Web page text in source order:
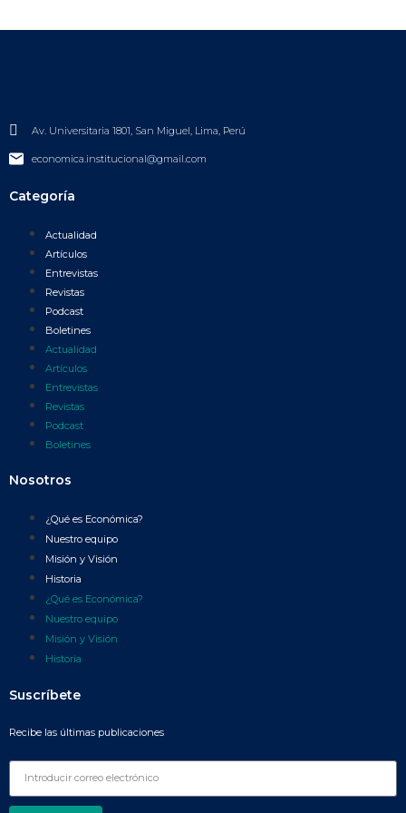
Av. Universitaria 1801, San Miguel, Lima, Perú
economica.institucional@gmail.com
Categoría
Actualidad
Artículos
Entrevistas
Revistas
Podcast
Boletines
Actualidad
Artículos
Entrevistas
Revistas
Podcast
Boletines
Nosotros
¿Qué es Económica?
Nuestro equipo
Misión y Visión
Historia
¿Qué es Económica?
Nuestro equipo
Misión y Visión
Historia
Suscríbete
Recibe las últimas publicaciones